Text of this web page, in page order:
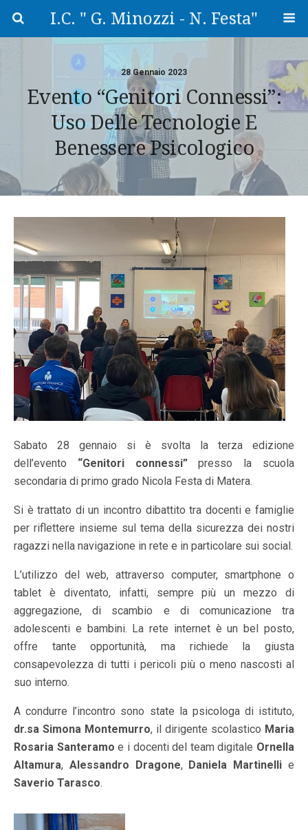
I.C. " G. Minozzi - N. Festa"
28 Gennaio 2023
Evento “Genitori Connessi”:
Uso Delle Tecnologie E
Benessere Psicologico
Sabato 28 gennaio si è svolta la terza edizione
dell’evento “Genitori connessi”presso la scuola
secondaria di primo grado Nicola Festa di Matera.
Si è trattato di un incontro dibattito tra docenti e famiglie
per riflettere insieme sul tema della sicurezza dei nostri
ragazzi nella navigazione in rete e in particolare sui social.
L’utilizzo del web, attraverso computer, smartphone o
tablet è diventato, infatti, sempre più un mezzo di
aggregazione, di scambio e di comunicazione tra
adolescenti e bambini. La rete internet è un bel posto,
offre tante opportunità, ma richiede la giusta
consapevolezza di tutti i pericoli più o meno nascosti al
suo interno.
A condurre l’incontro sono state la psicologa di istituto,
dr.sa Simona Montemurro, il dirigente scolastico Maria
Rosaria Santeramo e i docenti del team digitale Ornella
Altamura, Alessandro Dragone, Daniela Martinelli e
Saverio Tarasco.